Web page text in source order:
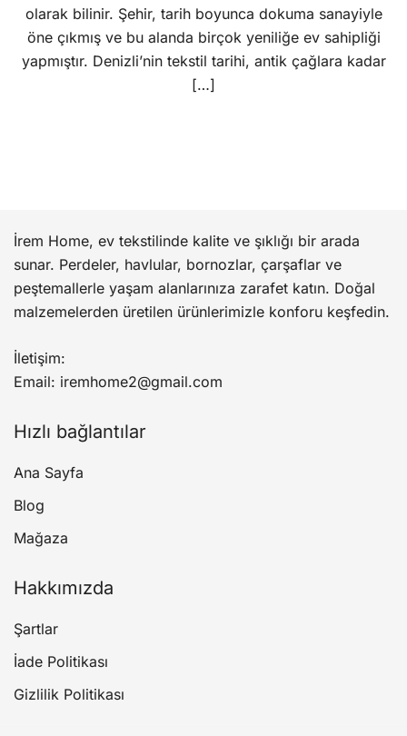
olarak bilinir. Şehir, tarih boyunca dokuma sanayiyle
öne çıkmış ve bu alanda birçok yeniliğe ev sahipliği
yapmıştır. Denizli’nin tekstil tarihi, antik çağlara kadar
[…]
İrem Home, ev tekstilinde kalite ve şıklığı bir arada
sunar. Perdeler, havlular, bornozlar, çarşaflar ve
peştemallerle yaşam alanlarınıza zarafet katın. Doğal
malzemelerden üretilen ürünlerimizle konforu keşfedin.
İletişim:
Email: iremhome2@gmail.com
Hızlı bağlantılar
Ana Sayfa
Blog
Mağaza
Hakkımızda
Şartlar
İade Politikası
Gizlilik Politikası